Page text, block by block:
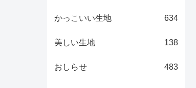
かっこいい生地 634
美しい生地 138
おしらせ 483